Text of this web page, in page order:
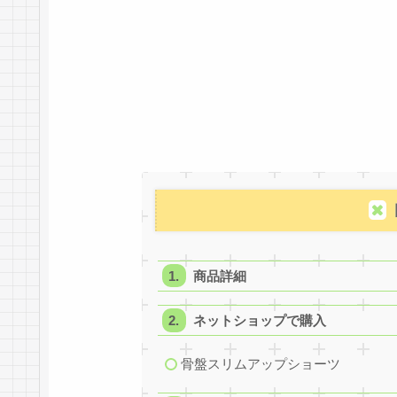
商品詳細
ネットショップで購入
骨盤スリムアップショーツ